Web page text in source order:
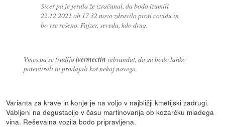
Sicer pa je jerala že izračunal, da bodo izumili
22.12 2021 ob 17 32 novo zdravilo proti covidu in
bo vse rešeno. Fajzer, seveda, kdo drug.
Vmes pa se trudijoivermectin rebrandat, da ga bodo lahko
patentirali in prodajali kot nekaj novega.
Varianta za krave in konje je na voljo v najbližji kmetijski zadrugi.
Vabljeni na degustacijo v času martinovanja ob kozarčku mladega
vina. Reševalna vozila bodo pripravljena.